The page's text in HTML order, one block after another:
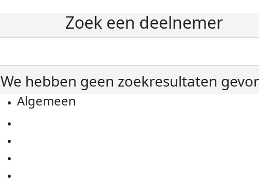
Zoek een deelnemer
We hebben geen zoekresultaten
Algemeen